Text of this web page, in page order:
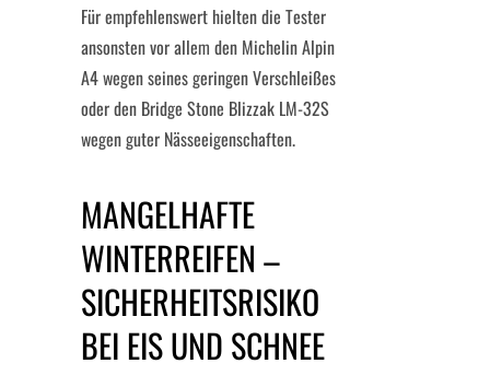
Für empfehlenswert hielten die Tester
ansonsten vor allem den Michelin Alpin
A4 wegen seines geringen Verschleißes
oder den Bridge Stone Blizzak LM-32S
wegen guter Nässeeigenschaften.
MANGELHAFTE
WINTERREIFEN –
SICHERHEITSRISIKO
BEI EIS UND SCHNEE